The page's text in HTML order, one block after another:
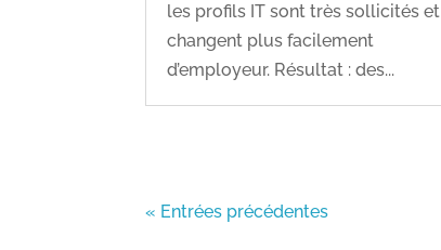
les profils IT sont très sollicités et
changent plus facilement
d’employeur. Résultat : des...
« Entrées précédentes